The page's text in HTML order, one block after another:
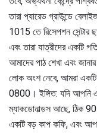
তারা প্যারেড গ্রাউন্ডে
1015 তে রিসেপশন সেন্টার
এবং তারা যাত্রীদের একটি
আমাদের পাঠ শেখা এবং
লোক অংশ নেবে, আমরা একটি
0800। ইঙ্গিত: যদি আপনি
ম্যাকডোনাল্ডস আছে, ঠিক
একটি বড় কাপ কফি, এবং